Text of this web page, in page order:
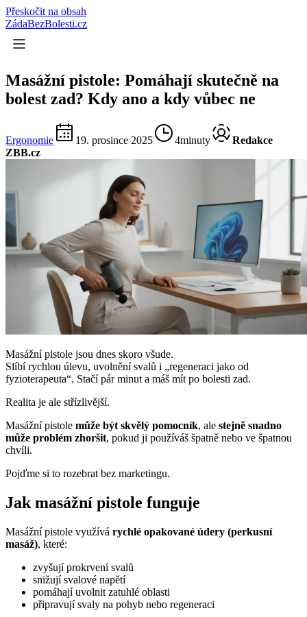
Přeskočit na obsah
ZádaBezBolesti.cz
Masážní pistole: Pomáhají skutečně na
bolest zad? Kdy ano a kdy vůbec ne
Ergonomie 19. prosince 2025 4minuty
Redakce
ZBB.cz
Masážní pistole jsou dnes skoro všude.
Slíbí rychlou úlevu, uvolnění svalů i „regeneraci jako od
fyzioterapeuta“. Stačí pár minut a máš mít po bolesti zad.
Realita je ale střízlivější.
Masážní pistole může být skvělý pomocník, ale stejně snadno
může problém zhoršit, pokud ji používáš špatně nebo ve špatnou
chvíli.
Pojďme si to rozebrat bez marketingu.
Jak masážní pistole funguje
Masážní pistole využívá rychlé opakované údery (perkusní
masáž), které:
zvyšují prokrvení svalů
snižují svalové napětí
pomáhají uvolnit zatuhlé oblasti
připravují svaly na pohyb nebo regeneraci